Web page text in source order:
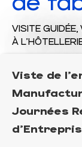
VISITE GUIDÉE,
À
Viste de
Journées